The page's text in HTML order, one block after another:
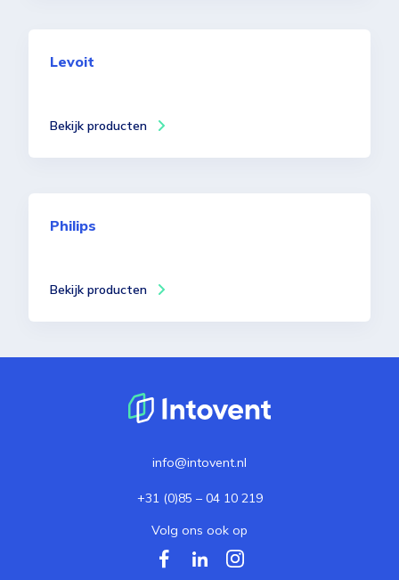
Levoit
Bekijk producten
Philips
Bekijk producten
info@intovent.nl
+31 (0)85 – 04 10 219
Volg ons ook op